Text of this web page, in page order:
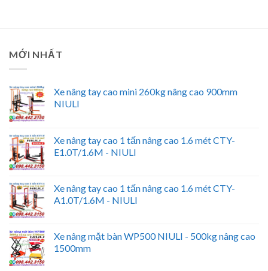
MỚI NHẤT
Xe nâng tay cao mini 260kg nâng cao 900mm
NIULI
Xe nâng tay cao 1 tấn nâng cao 1.6 mét CTY-
E1.0T/1.6M - NIULI
Xe nâng tay cao 1 tấn nâng cao 1.6 mét CTY-
A1.0T/1.6M - NIULI
Xe nâng mặt bàn WP500 NIULI - 500kg nâng cao
1500mm